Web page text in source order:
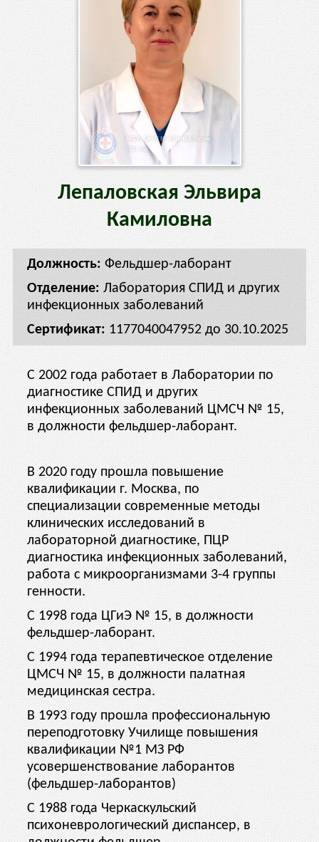
ЛепаловскаяЭльвира
Камиловна
Фельдшер-лаборант
Лаборатория СПИД и других
инфекционных заболеваний
1177040047952 до 30.10.2025
С 2002 года работает в Лаборатории по
диагностике СПИД и других
инфекционных заболеваний ЦМСЧ № 15,
в должности фельдшер-лаборант.
В 2020 году прошла повышение
квалификации г. Москва, по
специализации современные методы
клинических исследований в
лабораторной диагностике, ПЦР
диагностика инфекционных заболеваний,
работа с микроорганизмами 3-4 группы
генности.
С 1998 года ЦГиЭ № 15, в должности
фельдшер-лаборант.
С 1994 года терапевтическое отделение
ЦМСЧ № 15, в должности палатная
медицинская сестра.
В 1993 году прошла профессиональную
переподготовку Училище повышения
квалификации №1 МЗ РФ
усовершенствование лаборантов
(фельдшер-лаборантов)
С 1988 года Черкаскульский
психоневрологический диспансер, в